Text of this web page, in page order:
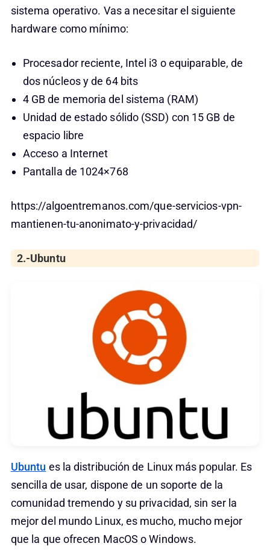
sistema operativo. Vas a necesitar el siguiente
hardware como mínimo:
Procesador reciente, Intel i3 o equiparable, de
dos núcleos y de 64 bits
4 GB de memoria del sistema (RAM)
Unidad de estado sólido (SSD) con 15 GB de
espacio libre
Acceso a Internet
Pantalla de 1024×768
https://algoentremanos.com/que-servicios-vpn-
mantienen-tu-anonimato-y-privacidad/
2.-Ubuntu
Ubuntu es la distribución de Linux más popular. Es
sencilla de usar, dispone de un soporte de la
comunidad tremendo y su privacidad, sin ser la
mejor del mundo Linux, es mucho, mucho mejor
que la que ofrecen MacOS o Windows.